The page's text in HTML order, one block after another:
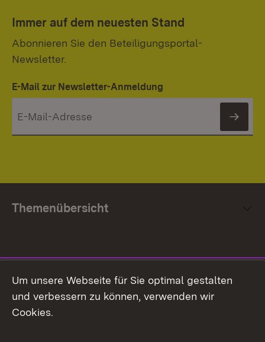
Immer auf dem neuesten Stand
Abonnieren Sie den Beteiligungsportal-
Newsletter.
E-Mail zur Newsletter-Anmeldung
Themenübersicht
Facebook
Um unsere Webseite für Sie optimal gestalten
und verbessern zu können, verwenden wir
Cookies.